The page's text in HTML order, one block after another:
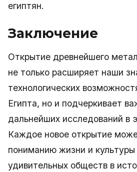
египтян.
Заключение
Открытие древнейшего
не только расширяет наши
технологических
Египта, но и подчеркивает
дальнейших исследований в
Каждое новое открытие
пониманию жизни и
удивительных обществ в